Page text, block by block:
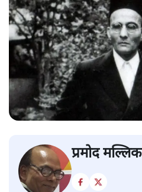
प्रमोद मल्लिक